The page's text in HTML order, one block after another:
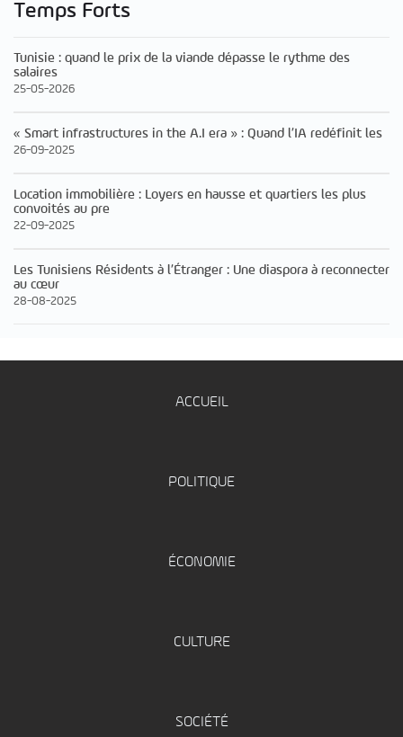
Temps Forts
Tunisie : quand le prix de la viande dépasse le rythme des
salaires
25-05-2026
« Smart infrastructures in the A.I era » : Quand l’IA redéfinit les
26-09-2025
Location immobilière : Loyers en hausse et quartiers les plus
convoités au pre
22-09-2025
Les Tunisiens Résidents à l’Étranger : Une diaspora à reconnecter
au cœur
28-08-2025
ACCUEIL
POLITIQUE
ÉCONOMIE
CULTURE
SOCIÉTÉ